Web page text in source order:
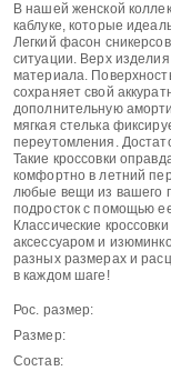
В нашей женской
каблуке, которые
Легкий фасон
ситуации. Верх
материала.
сохраняет свой
дополнительную
мягкая стелька
переутомления.
Такие кроссовки
комфортно в летний
любые вещи из вашего
подросток с помощью
Классические
аксессуаром и
разных размерах и
в каждом шаге!
Рос. размер:
Размер:
Состав: